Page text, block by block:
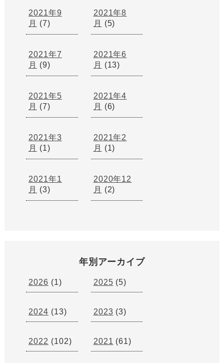
2021年9
月
(7)
2021年8
月
(5)
2021年7
月
(9)
2021年6
月
(13)
2021年5
月
(7)
2021年4
月
(6)
2021年3
月
(1)
2021年2
月
(1)
2021年1
月
(3)
2020年12
月
(2)
年別アーカイブ
2026 (1) 2025 (5)
2024 (13) 2023 (3)
2022 (102) 2021 (61)